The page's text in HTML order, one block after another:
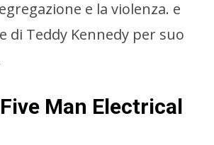
e la violenza. e
di Teddy Kennedy per suo
Man Electrical